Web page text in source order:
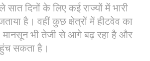
सात दिनों के लिए कई राज्यों में भारी
है। वहीं कुछ क्षेत्रों में हीटवेव का
भी तेजी से आगे बढ़ रहा है और
सकता है।